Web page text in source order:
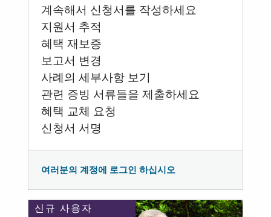
계속해서 신청서를 작성하세요
지원서 추적
혜택 재보증
보고서 변경
사례의 세부사항 보기
관련 증빙 서류들을 제출하세요
혜택 교체 요청
신청서 서명
여러분의 계정에 로그인 하십시오
신규 사용자